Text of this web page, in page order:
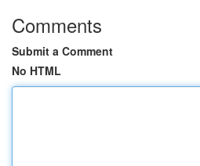
Comments
Submit a Comment
No HTML